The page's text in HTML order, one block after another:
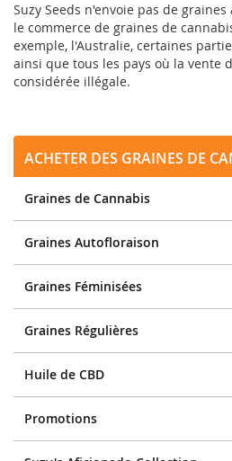
Suzy Seeds n'envoie pas de
le commerce de graines de
exemple, l'Australie, certaines
ainsi que tous les pays où la vente
considérée illégale.
Acheter des Graines de
Graines de Cannabis
Graines Autofloraison
Graines Féminisées
Graines Régulières
Huile de CBD
Promotions